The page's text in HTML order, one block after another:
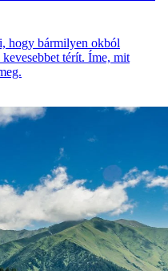
hogy bármilyen okból
térít. Íme, mit